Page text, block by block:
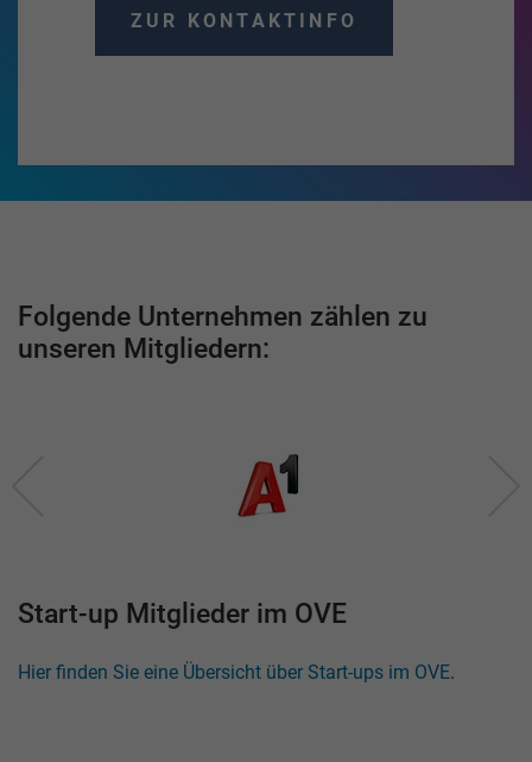
ZUR KONTAKTINFO
Folgende Unternehmen zählen zu
unseren Mitgliedern:
Start-up Mitglieder im OVE
Hier finden Sie eine Übersicht über Start-ups im OVE.